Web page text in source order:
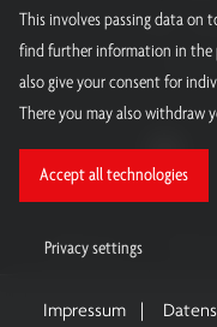
This involves passing data on
find further information in the
also give your consent for
There you may also withdraw
Accept all technologies
Privacy settings
Impressum
E-mail :
Impressum